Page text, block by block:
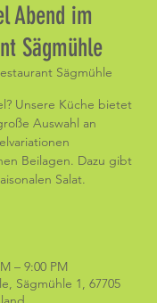
Abend im
Sägmühle
Sägmühle
Unsere Küche bietet
Auswahl an
Beilagen. Dazu gibt
Salat.
– 9:00 PM
Sägmühle 1, 67705